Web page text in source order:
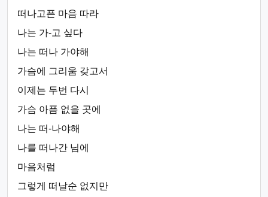
떠나고픈 마음 따라
나는 가-고 싶다
나는 떠나 가야해
가슴에 그리움 갖고서
이제는 두번 다시
가슴 아픔 없을 곳에
나는 떠-나야해
나를 떠나간 님에
마음처럼
그렇게 떠날순 없지만